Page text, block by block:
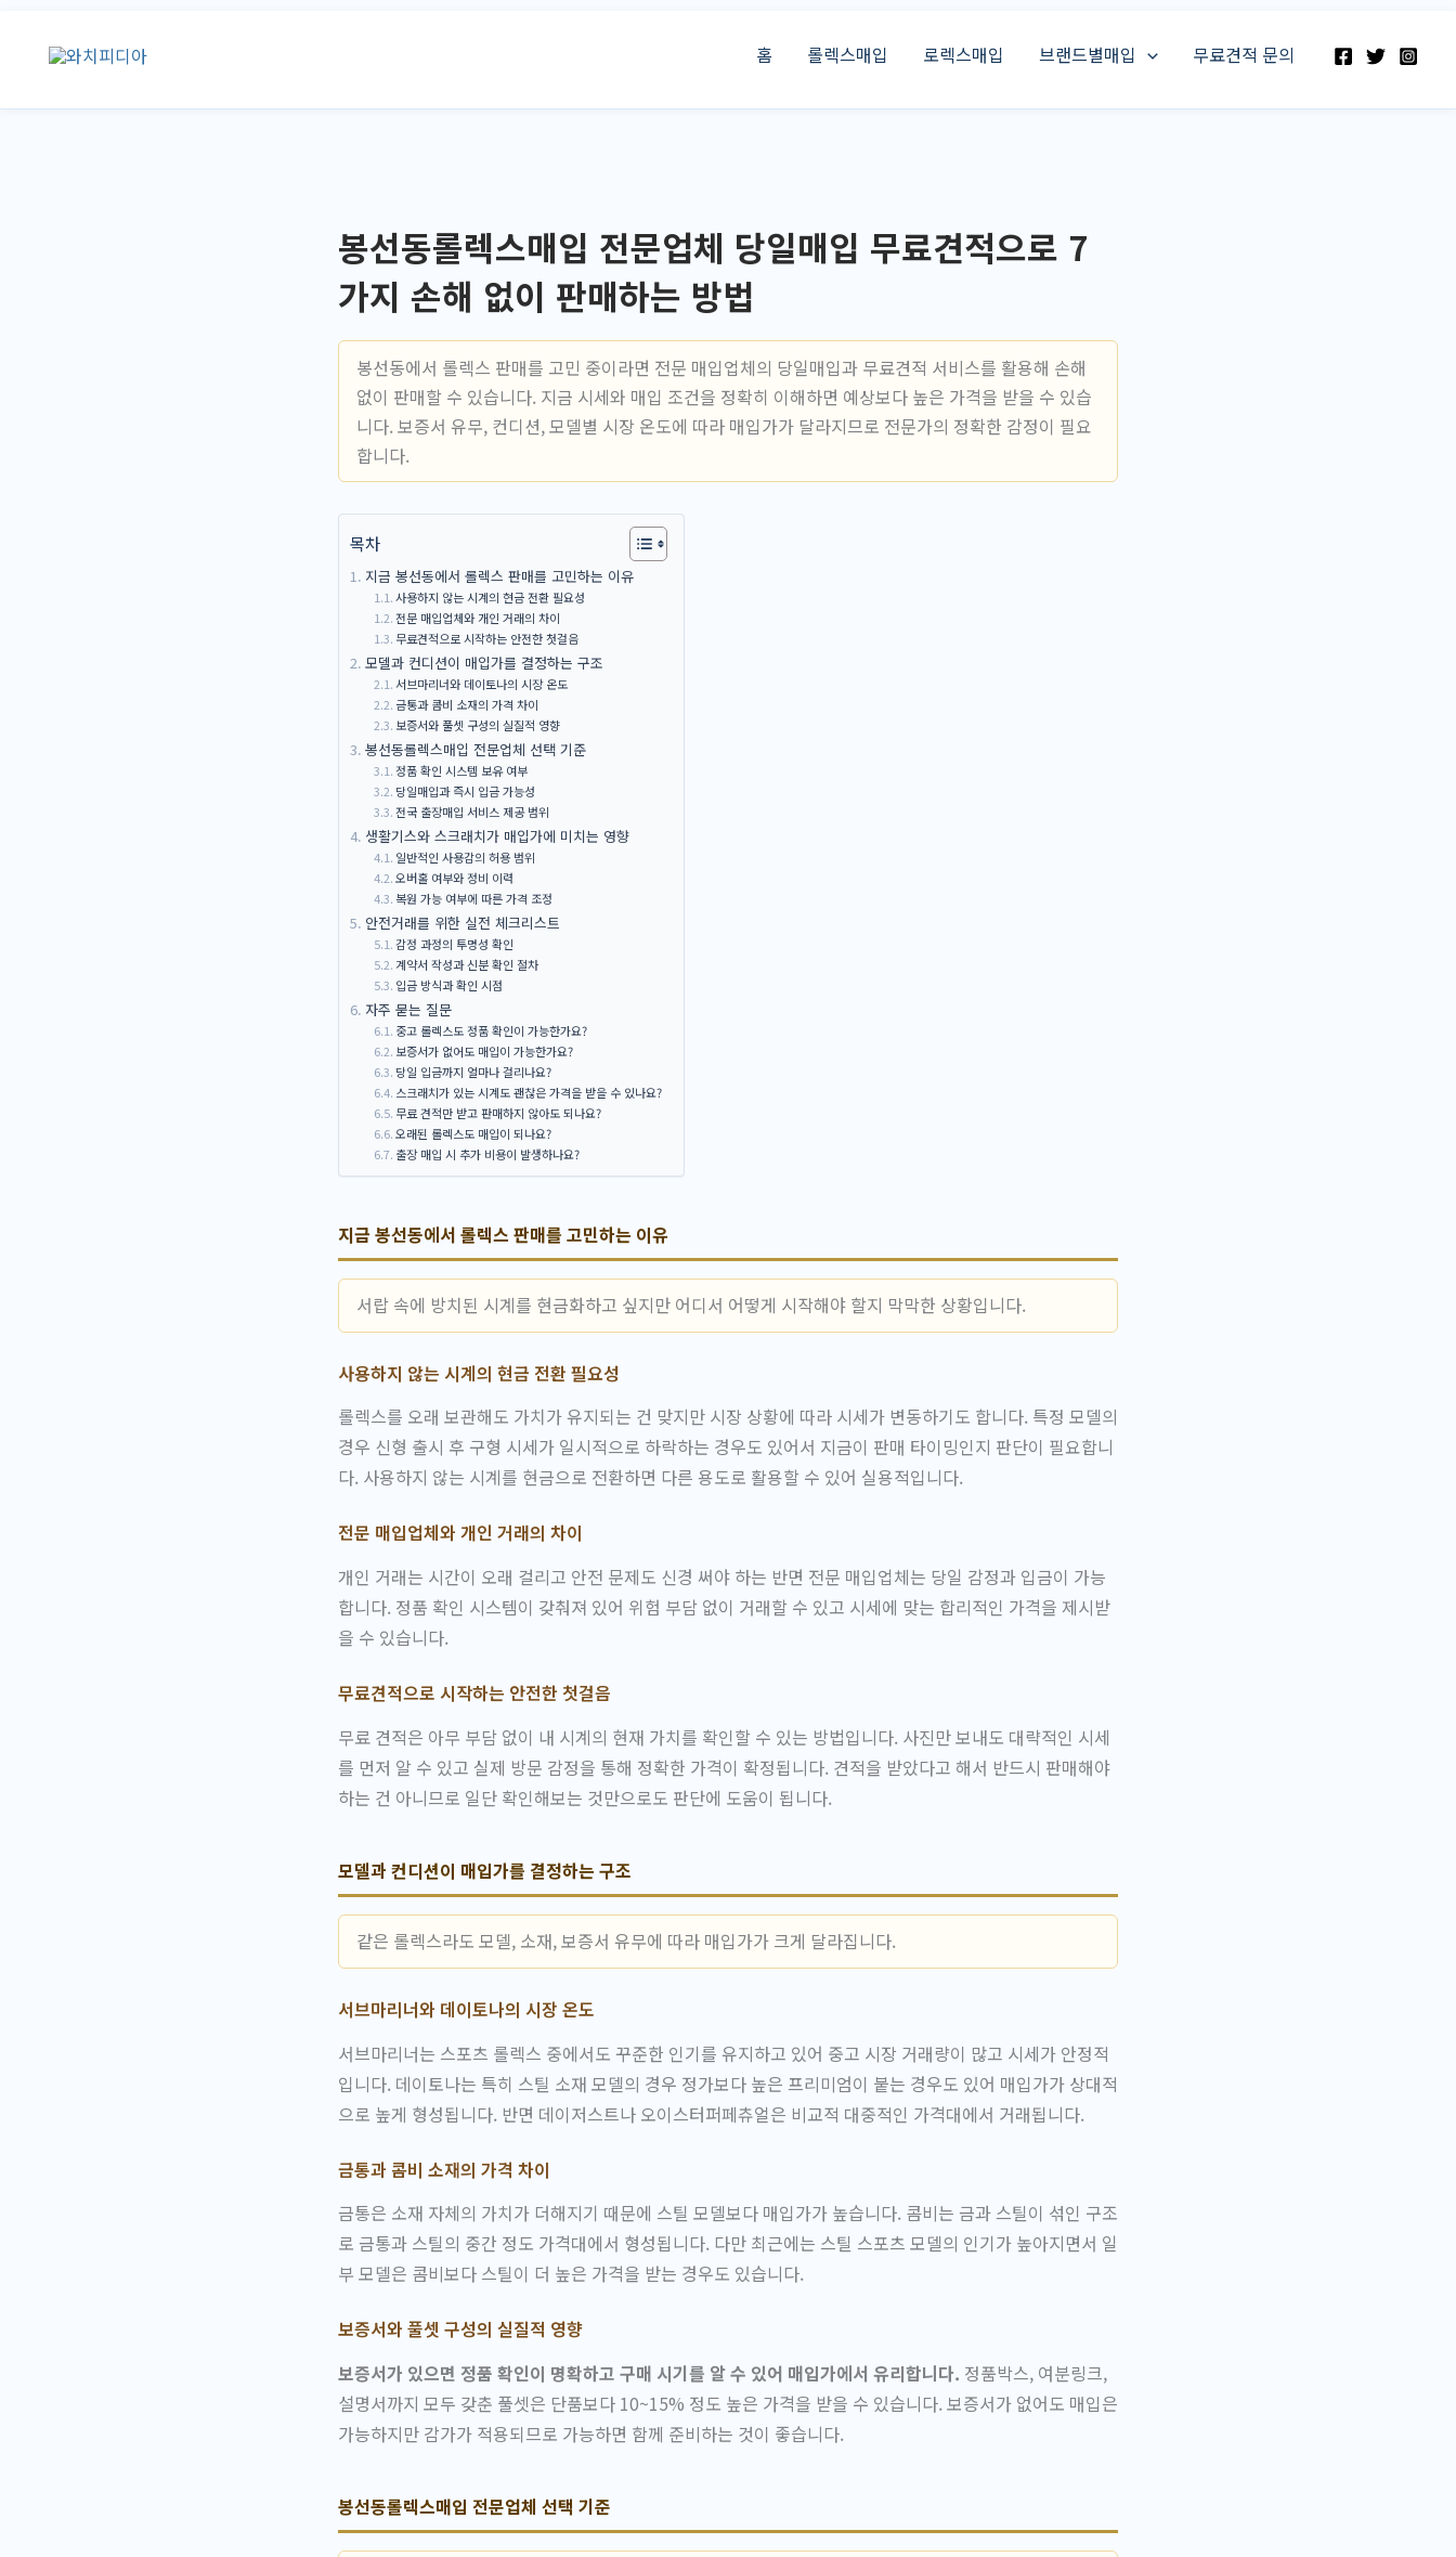
로
홈 롤렉스매입 로렉스매입 브랜드별매입 무료견적 문의
봉선동롤렉스매입 전문업체 당일매입 무료견적으로 7
가지 손해 없이 판매하는 방법
봉선동에서 롤렉스 판매를 고민 중이라면 전문 매입업체의 당일매입과 무료견적 서비스를 활용해 손해
없이 판매할 수 있습니다. 지금 시세와 매입 조건을 정확히 이해하면 예상보다 높은 가격을 받을 수 있습
니다. 보증서 유무, 컨디션, 모델별 시장 온도에 따라 매입가가 달라지므로 전문가의 정확한 감정이 필요
합니다.
목차
지금 봉선동에서 롤렉스 판매를 고민하는 이유
사용하지 않는 시계의 현금 전환 필요성
전문 매입업체와 개인 거래의 차이
무료견적으로 시작하는 안전한 첫걸음
모델과 컨디션이 매입가를 결정하는 구조
서브마리너와 데이토나의 시장 온도
금통과 콤비 소재의 가격 차이
보증서와 풀셋 구성의 실질적 영향
봉선동롤렉스매입 전문업체 선택 기준
정품 확인 시스템 보유 여부
당일매입과 즉시 입금 가능성
전국 출장매입 서비스 제공 범위
생활기스와 스크래치가 매입가에 미치는 영향
일반적인 사용감의 허용 범위
오버홀 여부와 정비 이력
복원 가능 여부에 따른 가격 조정
안전거래를 위한 실전 체크리스트
감정 과정의 투명성 확인
계약서 작성과 신분 확인 절차
입금 방식과 확인 시점
자주 묻는 질문
중고 롤렉스도 정품 확인이 가능한가요?
보증서가 없어도 매입이 가능한가요?
당일 입금까지 얼마나 걸리나요?
스크래치가 있는 시계도 괜찮은 가격을 받을 수 있나요?
무료 견적만 받고 판매하지 않아도 되나요?
오래된 롤렉스도 매입이 되나요?
출장 매입 시 추가 비용이 발생하나요?
지금 봉선동에서 롤렉스 판매를 고민하는 이유
서랍 속에 방치된 시계를 현금화하고 싶지만 어디서 어떻게 시작해야 할지 막막한 상황입니다.
사용하지 않는 시계의 현금 전환 필요성
롤렉스를 오래 보관해도 가치가 유지되는 건 맞지만 시장 상황에 따라 시세가 변동하기도 합니다. 특정 모델의
경우 신형 출시 후 구형 시세가 일시적으로 하락하는 경우도 있어서 지금이 판매 타이밍인지 판단이 필요합니
다. 사용하지 않는 시계를 현금으로 전환하면 다른 용도로 활용할 수 있어 실용적입니다.
전문 매입업체와 개인 거래의 차이
개인 거래는 시간이 오래 걸리고 안전 문제도 신경 써야 하는 반면 전문 매입업체는 당일 감정과 입금이 가능
합니다. 정품 확인 시스템이 갖춰져 있어 위험 부담 없이 거래할 수 있고 시세에 맞는 합리적인 가격을 제시받
을 수 있습니다.
무료견적으로 시작하는 안전한 첫걸음
무료 견적은 아무 부담 없이 내 시계의 현재 가치를 확인할 수 있는 방법입니다. 사진만 보내도 대략적인 시세
를 먼저 알 수 있고 실제 방문 감정을 통해 정확한 가격이 확정됩니다. 견적을 받았다고 해서 반드시 판매해야
하는 건 아니므로 일단 확인해보는 것만으로도 판단에 도움이 됩니다.
모델과 컨디션이 매입가를 결정하는 구조
같은 롤렉스라도 모델, 소재, 보증서 유무에 따라 매입가가 크게 달라집니다.
서브마리너와 데이토나의 시장 온도
서브마리너는 스포츠 롤렉스 중에서도 꾸준한 인기를 유지하고 있어 중고 시장 거래량이 많고 시세가 안정적
입니다. 데이토나는 특히 스틸 소재 모델의 경우 정가보다 높은 프리미엄이 붙는 경우도 있어 매입가가 상대적
으로 높게 형성됩니다. 반면 데이저스트나 오이스터퍼페츄얼은 비교적 대중적인 가격대에서 거래됩니다.
금통과 콤비 소재의 가격 차이
금통은 소재 자체의 가치가 더해지기 때문에 스틸 모델보다 매입가가 높습니다. 콤비는 금과 스틸이 섞인 구조
로 금통과 스틸의 중간 정도 가격대에서 형성됩니다. 다만 최근에는 스틸 스포츠 모델의 인기가 높아지면서 일
부 모델은 콤비보다 스틸이 더 높은 가격을 받는 경우도 있습니다.
보증서와 풀셋 구성의 실질적 영향
보증서가 있으면 정품 확인이 명확하고 구매 시기를 알 수 있어 매입가에서 유리합니다. 정품박스, 여분링크,
설명서까지 모두 갖춘 풀셋은 단품보다 10~15% 정도 높은 가격을 받을 수 있습니다. 보증서가 없어도 매입은
가능하지만 감가가 적용되므로 가능하면 함께 준비하는 것이 좋습니다.
봉선동롤렉스매입 전문업체 선택 기준